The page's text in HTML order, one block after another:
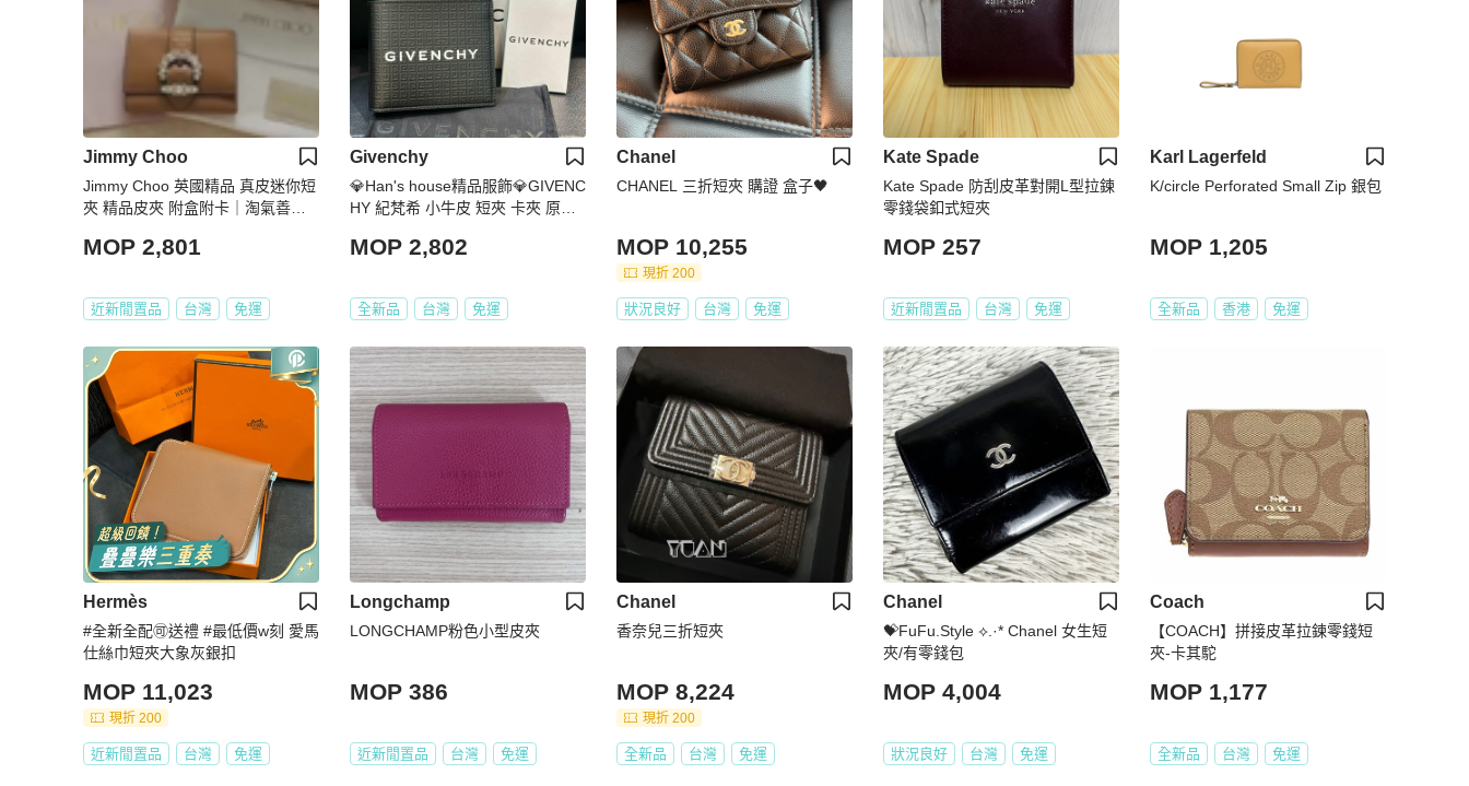
Jimmy Choo
Jimmy Choo 英國精品 真皮迷你短
夾 精品皮夾 附盒附卡｜淘氣善
MOP 2,801
近新閒置品 台灣 免運
Givenchy
💎Han's house精品服飾💎GIVENC
HY 紀梵希 小牛皮 短夾 卡夾 原價1
MOP 2,802
全新品 台灣 免運
Chanel
CHANEL 三折短夾 購證 盒子🖤
MOP 10,255
現折 200
狀況良好 台灣 免運
Kate Spade
Kate Spade 防刮皮革對開L型拉鍊
零錢袋釦式短夾
MOP 257
近新閒置品 台灣 免運
Karl Lagerfeld
K/circle Perforated Small Zip 銀包
MOP 1,205
全新品 香港 免運
Hermès
#全新全配🉑送禮 #最低價w刻 愛馬
仕絲巾短夾大象灰銀扣
MOP 11,023
現折 200
近新閒置品 台灣 免運
Longchamp
LONGCHAMP粉色小型皮夾
MOP 386
近新閒置品 台灣 免運
Chanel
香奈兒三折短夾
MOP 8,224
現折 200
全新品 台灣 免運
Chanel
💝FuFu.Style ⟡.·* Chanel 女生短
夾/有零錢包
MOP 4,004
狀況良好 台灣 免運
Coach
【COACH】拼接皮革拉鍊零錢短
夾-卡其駝
MOP 1,177
全新品 台灣 免運